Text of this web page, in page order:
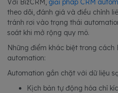
Với BizCRM, giải pháp CRM
theo dõi, đánh giá và điều chỉnh
tránh rơi vào trạng thái
soát khi mở rộng quy mô.
Những điểm khác biệt trong cách
automation:
Automation gắn chặt với dữ liệu
Kịch bản tự động hóa chỉ